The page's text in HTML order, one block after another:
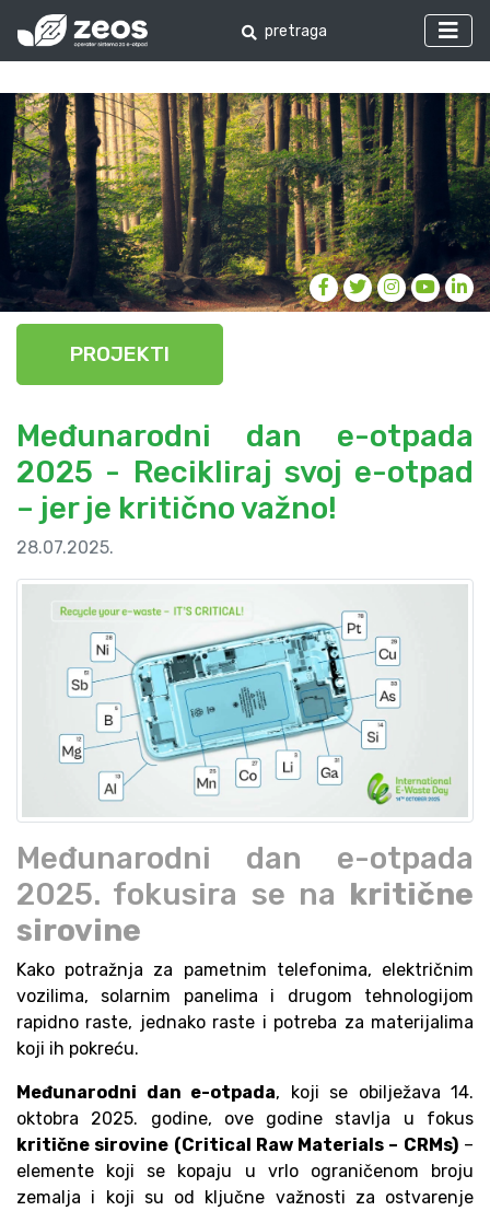
PROJEKTI
Međunarodni dan e-otpada
2025 - Recikliraj svoj e-otpad
– jer je kritično važno!
28.07.2025.
Međunarodni dan e-otpada
2025. fokusira se na kritične
sirovine
Kako potražnja za pametnim telefonima, električnim
vozilima, solarnim panelima i drugom tehnologijom
rapidno raste, jednako raste i potreba za materijalima
koji ih pokreću.
Međunarodni dan e-otpada, koji se obilježava 14.
oktobra 2025. godine, ove godine stavlja u fokus
kritične sirovine (Critical Raw Materials – CRMs)–
elemente koji se kopaju u vrlo ograničenom broju
zemalja i koji su od ključne važnosti za ostvarenje